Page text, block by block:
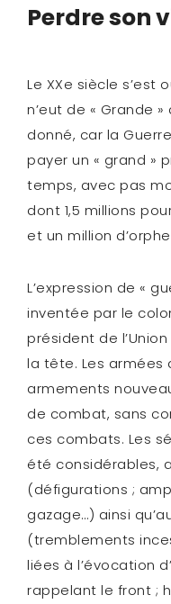
Perdre son
Le XXe siècle s’est
n’eut de « Grande
donné, car la
payer un « grand »
temps, avec pas
dont 1,5 millions
et un million
L’expression de «
inventée par le
président de
la tête. Les armées
armements
de combat, sans
ces combats. Les
été considérables,
(défigurations ;
gazage…) ainsi
(tremblements
liées à l’évocation
rappelant le front ;